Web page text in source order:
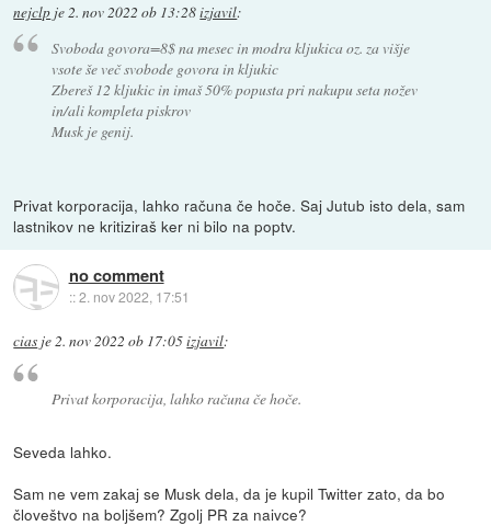
nejclp je 2. nov 2022 ob 13:28izjavil:
Svoboda govora=8$ na mesec in modra kljukica oz. za višje
vsote še več svobode govora in kljukic
Zbereš 12 kljukic in imaš 50% popusta pri nakupu seta nožev
in/ali kompleta piskrov
Musk je genij.
Privat korporacija, lahko računa če hoče. Saj Jutub isto dela, sam
lastnikov ne kritiziraš ker ni bilo na poptv.
no comment
::2. nov 2022, 17:51
cias je2. nov 2022 ob 17:05izjavil:
Privat korporacija, lahko računa če hoče.
Seveda lahko.
Sam ne vem zakaj se Musk dela, da je kupil Twitter zato, da bo
človeštvo na boljšem? Zgolj PR za naivce?